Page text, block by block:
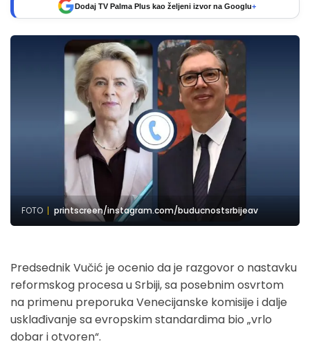
Dodaj TV Palma Plus kao željeni izvor na Googlu+
FOTO printscreen/instagram.com/buducnostsrbijeav
Predsednik Vučić je ocenio da je razgovor o nastavku
reformskog procesa u Srbiji, sa posebnim osvrtom
na primenu preporuka Venecijanske komisije i dalje
usklađivanje sa evropskim standardima bio „vrlo
dobar i otvoren“.